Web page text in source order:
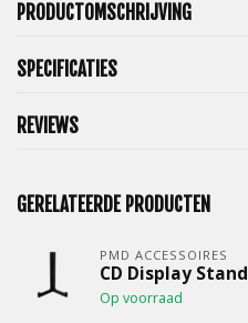
PRODUCTOMSCHRIJVING
SPECIFICATIES
REVIEWS
GERELATEERDE PRODUCTEN
PMD ACCESSOIRES
CD Display Stand
Op voorraad